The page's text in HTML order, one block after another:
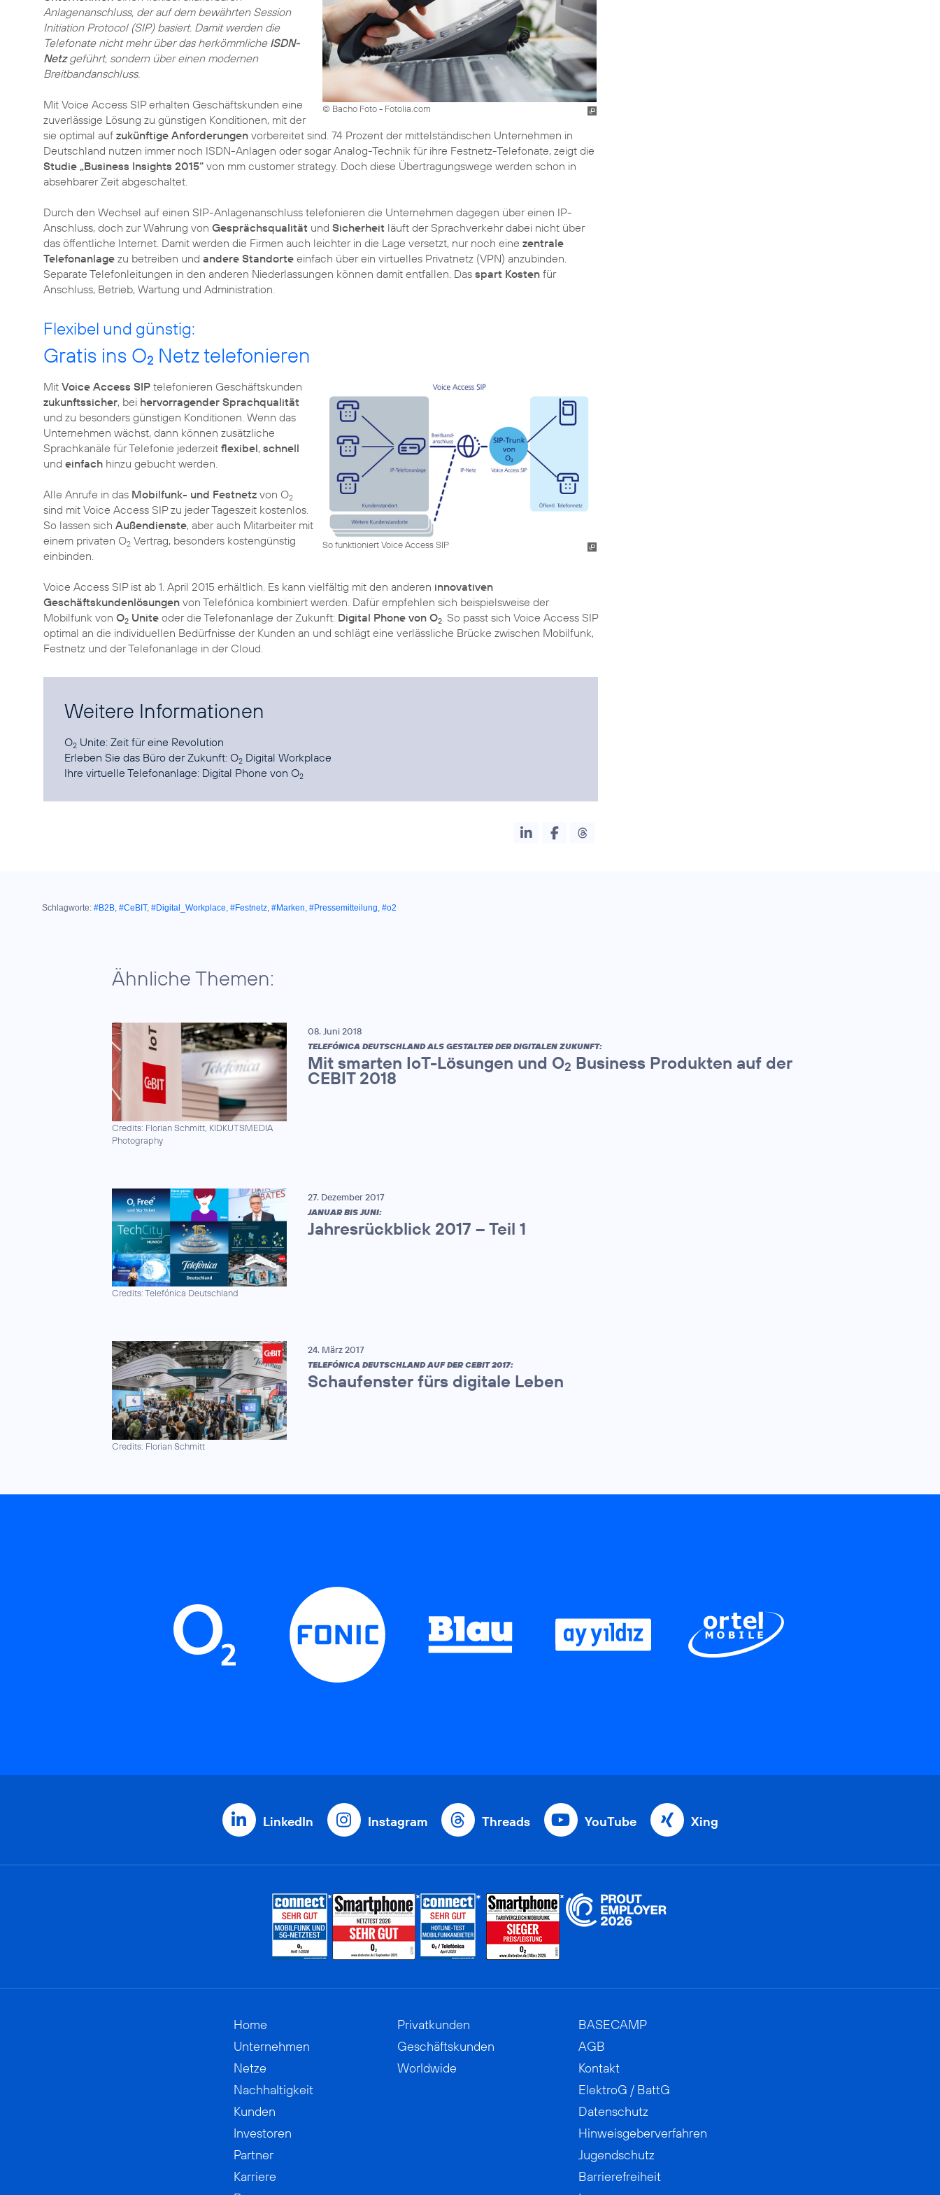
© Bacho Foto - Fotolia.com
Anlagenanschluss, der auf dem bewährten Session
Initiation Protocol (SIP) basiert. Damit werden die
Telefonate nicht mehr über das herkömmliche ISDN-
Netzgeführt, sondern über einen modernen
Breitbandanschluss.
Mit Voice Access SIP erhalten Geschäftskunden eine
zuverlässige Lösung zu günstigen Konditionen, mit der
sie optimal auf zukünftige Anforderungen vorbereitet sind. 74 Prozent der mittelständischen Unternehmen in
Deutschland nutzen immer noch ISDN-Anlagen oder sogar Analog-Technik für ihre Festnetz-Telefonate, zeigt die
Studie „Business Insights 2015“ von mm customer strategy. Doch diese Übertragungswege werden schon in
absehbarer Zeit abgeschaltet.
Durch den Wechsel auf einen SIP-Anlagenanschluss telefonieren die Unternehmen dagegen über einen IP-
Anschluss, doch zur Wahrung von Gesprächsqualität und Sicherheit läuft der Sprachverkehr dabei nicht über
das öffentliche Internet. Damit werden die Firmen auch leichter in die Lage versetzt, nur noch eine zentrale
Telefonanlage zu betreiben und andere Standorte einfach über ein virtuelles Privatnetz (VPN) anzubinden.
Separate Telefonleitungen in den anderen Niederlassungen können damit entfallen. Das spart Kosten für
Anschluss, Betrieb, Wartung und Administration.
Flexibel und günstig:
Gratis ins O2 Netz telefonieren
So funktioniert Voice Access SIP
Mit Voice Access SIP telefonieren Geschäftskunden
zukunftssicher, bei hervorragender Sprachqualität
und zu besonders günstigen Konditionen. Wenn das
Unternehmen wächst, dann können zusätzliche
Sprachkanäle für Telefonie jederzeit flexibel, schnell
und einfach hinzu gebucht werden.
Alle Anrufe in das Mobilfunk- und Festnetz von O2
sind mit Voice Access SIP zu jeder Tageszeit kostenlos.
So lassen sich Außendienste, aber auch Mitarbeiter mit
einem privaten O2 Vertrag, besonders kostengünstig
einbinden.
Voice Access SIP ist ab 1. April 2015 erhältlich. Es kann vielfältig mit den anderen innovativen
Geschäftskundenlösungen von Telefónica kombiniert werden. Dafür empfehlen sich beispielsweise der
Mobilfunk von O2 Unite oder die Telefonanlage der Zukunft: Digital Phone von O2. So passt sich Voice Access SIP
optimal an die individuellen Bedürfnisse der Kunden an und schlägt eine verlässliche Brücke zwischen Mobilfunk,
Festnetz und der Telefonanlage in der Cloud.
Weitere Informationen
O2 Unite: Zeit für eine Revolution
Erleben Sie das Büro der Zukunft: O2 Digital Workplace
Ihre virtuelle Telefonanlage: Digital Phone von O2
Schlagworte: #B2B, #CeBIT, #Digital_Workplace, #Festnetz, #Marken, #Pressemitteilung, #o2
Ähnliche Themen:
Credits: Florian Schmitt, KIDKUTSMEDIA
Photography
08. Juni 2018
TELEFÓNICA DEUTSCHLAND ALS GESTALTER DER DIGITALEN ZUKUNFT:
Mit smarten IoT-Lösungen und O2 Business Produkten auf der
CEBIT 2018
Credits: Telefónica Deutschland
27. Dezember 2017
JANUAR BIS JUNI:
Jahresrückblick 2017 – Teil 1
Credits: Florian Schmitt
24. März 2017
TELEFÓNICA DEUTSCHLAND AUF DER CEBIT 2017:
Schaufenster fürs digitale Leben
LinkedIn Instagram Threads YouTube Xing
Home
Unternehmen
Netze
Nachhaltigkeit
Kunden
Investoren
Partner
Karriere
Privatkunden
Geschäftskunden
Worldwide
BASECAMP
AGB
Kontakt
ElektroG / BattG
Datenschutz
Hinweisgeberverfahren
Jugendschutz
Barrierefreiheit